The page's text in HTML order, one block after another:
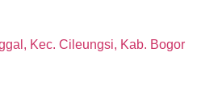
Kec. Cileungsi, Kab. Bogor